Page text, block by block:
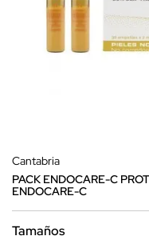
Cantabria
PACK ENDOCARE-C
ENDOCARE-C
Tamaños